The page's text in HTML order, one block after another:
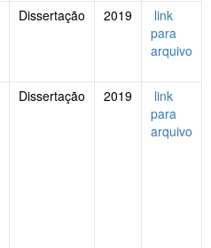
Dissertação 2019
link
para
arquivo
Dissertação 2019
link
para
arquivo